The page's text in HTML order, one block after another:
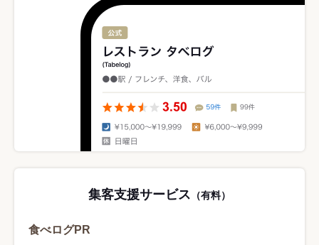
集客支援サービス （有料）
食べログPR